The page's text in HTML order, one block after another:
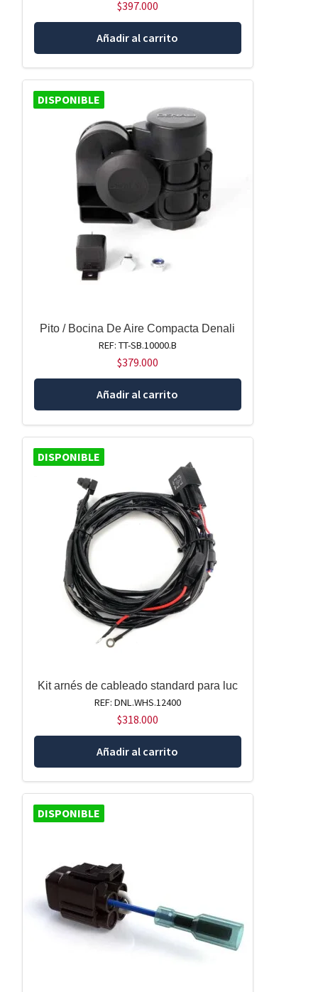
$397.000
Añadir al carrito
DISPONIBLE
Pito / Bocina De Aire Compacta Denali
REF: TT-SB.10000.B
$379.000
Añadir al carrito
DISPONIBLE
Kit arnés de cableado standard para luc
REF: DNL.WHS.12400
$318.000
Añadir al carrito
DISPONIBLE